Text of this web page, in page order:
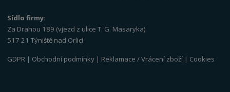
Sídlo firmy:
Za Drahou 189 (vjezd z ulice T. G. Masaryka)
517 21 Týniště nad Orlicí
GDPR | Obchodní podmínky | Reklamace / Vrácení zboží | Cookies